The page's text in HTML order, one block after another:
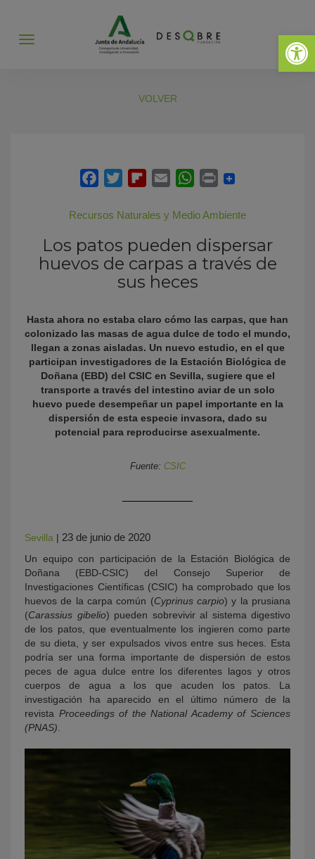
Abrir
Abrir
VOLVER
Recursos Naturales y Medio Ambiente
Los patos pueden dispersar
huevos de carpas a través de
sus heces
Hasta ahora no estaba claro cómo las carpas, que han
colonizado las masas de agua dulce de todo el mundo,
llegan a zonas aisladas. Un nuevo estudio, en el que
participan investigadores de la Estación Biológica de
Doñana (EBD) del CSIC en Sevilla, sugiere que el
transporte a través del intestino aviar de un solo
huevo puede desempeñar un papel importante en la
dispersión de esta especie invasora, dado su
potencial para reproducirse asexualmente.
Fuente: CSIC
Sevilla | 23 de junio de 2020
Un equipo con participación de la Estación Biológica de
Doñana (EBD-CSIC) del Consejo Superior de
Investigaciones Científicas (CSIC) ha comprobado que los
huevos de la carpa común (Cyprinus carpio) y la prusiana
(Carassius gibelio) pueden sobrevivir al sistema digestivo
de los patos, que eventualmente los ingieren como parte
de su dieta, y ser expulsados vivos entre sus heces. Esta
podría ser una forma importante de dispersión de estos
peces de agua dulce entre los diferentes lagos y otros
cuerpos de agua a los que acuden los patos. La
investigación ha aparecido en el último número de la
revista Proceedings of the National Academy of Sciences
(PNAS)